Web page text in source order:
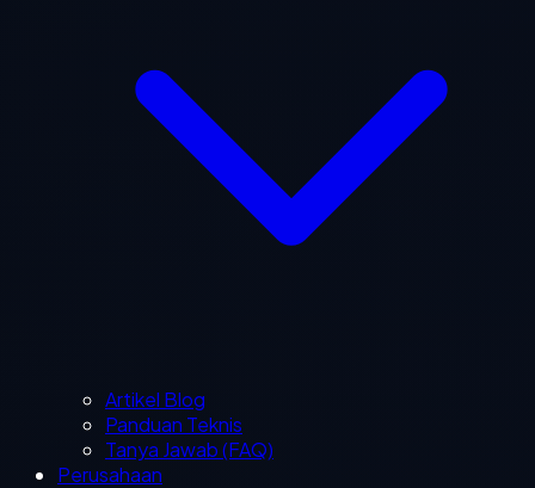
Artikel Blog
Panduan Teknis
Tanya Jawab (FAQ)
Perusahaan